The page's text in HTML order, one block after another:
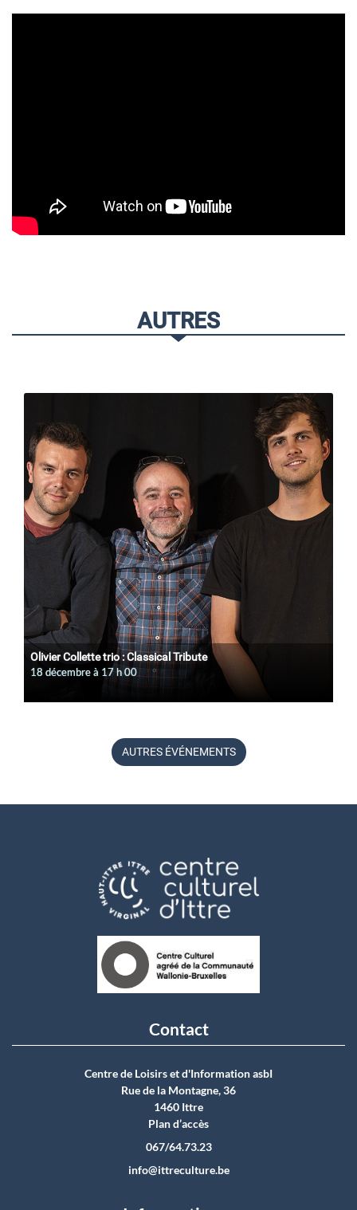
AUTRES
Olivier Collette trio : Classical Tribute
18 décembre à 17 h 00
AUTRES ÉVÉNEMENTS
Contact
Centre de Loisirs et d'Information asbI
Rue de la Montagne, 36
1460 Ittre
Plan d’accès
067/64.73.23
info@ittreculture.be